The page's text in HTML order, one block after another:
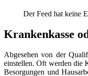
Der Feed hat keine
Krankenkasse
Abgesehen von der
einstellen. Oft werden die
Besorgungen und